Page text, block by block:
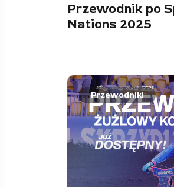
Przewodnik po
Nations 2025
Przewodniki